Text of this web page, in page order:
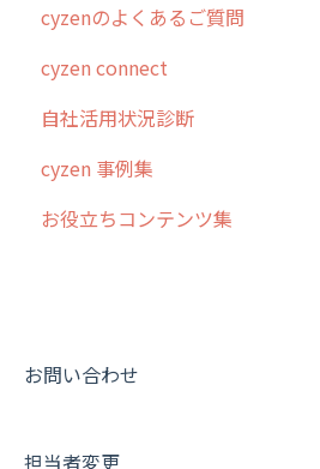
4. cyzen利用前の準備：シス
5. 基本的な使い方：システム
6. 基本的な使い方：ユーザー
7. 初心者向けよくある質問集
8. 用語集
【業界業種別】cyzen設定方法
予定管理
スポット
ステータス・主観
報告書・行動種別
勤怠管理
帳票出力
スポット
報告閲覧
予定
日報
履歴
パフォーマンス
勤怠管理
予定管理
スポット
ステータス・主観
報告書・行動種別
活動通知
はじめに
スポット・ステータス関連オ
交通費自動計算
安全走行支援
写真管理・高画質化
その他オプション
cyzenのよくあるご質問
ログインについて
グループ・ユーザーについて
GPS・位置情報 について
ルート自動記録 について
報告書について
cyzen connect
自社活用状況診断
cyzen 事例集
お役立ちコンテンツ集
動画集：共通
お問い合わせ
担当者変更